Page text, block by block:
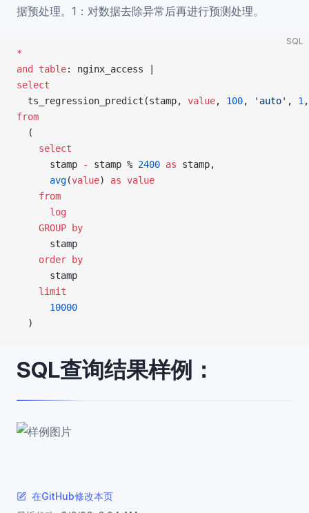
据预处理。1：对数据去除异常后再进行预测处理。
SQL
*
and
table: nginx_access |
select
  ts_regression_predict(stamp,
value, 100, 'auto' , 1
from
  (
    select
      stamp
- stamp % 2400 as stamp,
      avg
(value) as value
    from
      log
    GROUP by
      stamp
    order by
      stamp
    limit
      10000
  )
SQL查询结果样例：
在GitHub修改本页